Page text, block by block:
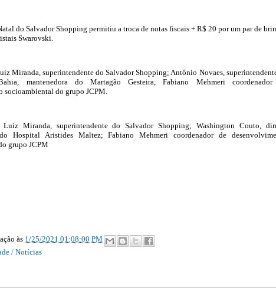
do Salvador Shopping permitiu a troca de notas fiscais + R$ 20 por um par de
Swarovski.
Miranda, superintendente do Salvador Shopping; Antônio Novaes,
mantenedora do Martagão Gesteira, Fabiano Mehmeri
socioambiental do grupo JCPM.
Miranda, superintendente do Salvador Shopping; Washington Couto,
Hospital Aristides Maltez; Fabiano Mehmeri coordenador de
grupo JCPM
às 1/25/2021 01:08:00 PM
/ Notícias